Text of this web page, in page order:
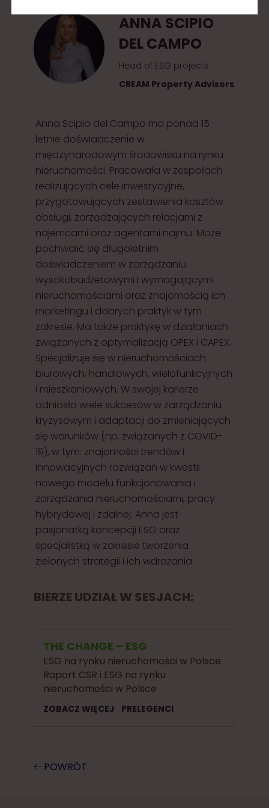
ANNA SCIPIO
DEL CAMPO
Head of ESG projects
CREAM Property Advisors
Anna Scipio del Campo ma ponad 15-
letnie doświadczenie w
międzynarodowym środowisku na rynku
nieruchomości. Pracowała w zespołach
realizujących cele inwestycyjne,
przygotowujących zestawienia kosztów
obsługi, zarządzających relacjami z
najemcami oraz agentami najmu. Może
pochwalić się długoletnim
doświadczeniem w zarządzaniu
wysokobudżetowymi i wymagającymi
nieruchomościami oraz znajomością ich
marketingu i dobrych praktyk w tym
zakresie. Ma także praktykę w działaniach
związanych z optymalizacją OPEX i CAPEX.
Specjalizuje się w nieruchomościach
biurowych, handlowych, wielofunkcyjnych
i mieszkaniowych. W swojej karierze
odniosła wiele sukcesów w zarządzaniu
kryzysowym i adaptacji do zmieniających
się warunków (np. związanych z COVID-
19), w tym: znajomości trendów i
innowacyjnych rozwiązań w kwestii
nowego modelu funkcjonowania i
zarządzania nieruchomościami, pracy
hybrydowej i zdalnej. Anna jest
pasjonatką koncepcji ESG oraz
specjalistką w zakresie tworzenia
zielonych strategii i ich wdrażania.
BIERZE UDZIAŁ W SESJACH:
THE CHANGE – ESG
ESG na rynku nieruchomości w Polsce.
Raport CSR i ESG na rynku
nieruchomości w Polsce
ZOBACZ WIĘCEJ PRELEGENCI
🡠 POWRÓT